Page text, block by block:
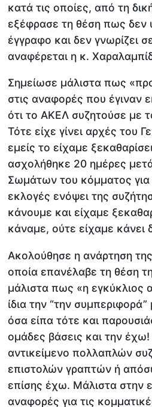
κατά τις οποίες, από τη
εξέφρασε τη θέση πως δεν
έγγραφο και δεν γνωρίζει
αναφέρεται η κ.
Σημείωσε μάλιστα πως
στις αναφορές που έγιναν
ότι το ΑΚΕΛ συζητούσε με
Τότε είχε γίνει αρχές του
εμείς το είχαμε
ασχολήθηκε 20 ημέρες
Σωμάτων του κόμματος για
εκλογές ενόψει της
κάνουμε και είχαμε
κάναμε, ούτε είχαμε κάνει
Ακολούθησε η ανάρτηση
οποία επανέλαβε τη θέση
μάλιστα πως «η εγκύκλιος
ίδια την “την
όσα είπα τότε και
ομάδες βάσεις και την έχω!
αντικείμενο πολλαπλών
επιστολών γραπτών ή
επίσης έχω. Μάλιστα στην
αναφορές για τις